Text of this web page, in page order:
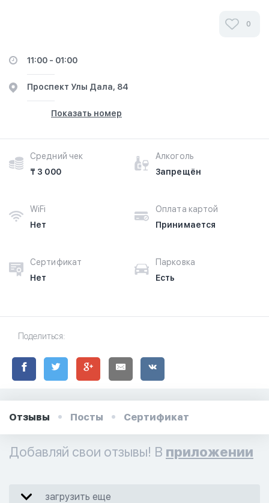
0
11:00 - 01:00
​Проспект Улы Дала, 84
Показать номер
Средний чек
₸ 3 000
Алкоголь
Запрещён
WiFi
Нет
Оплата картой
Принимается
Сертификат
Нет
Парковка
Есть
Поделиться:
Отзывы Посты Сертификат
Добавляй свои отзывы! В приложении
загрузить еще